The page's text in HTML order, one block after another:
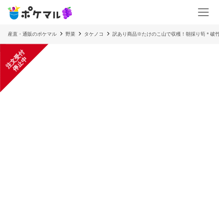
産直・通販のポケマル 野菜 タケノコ 訳あり商品※たけのこ山で収穫！朝採り筍＊破
注
文
受
付
停
止
中